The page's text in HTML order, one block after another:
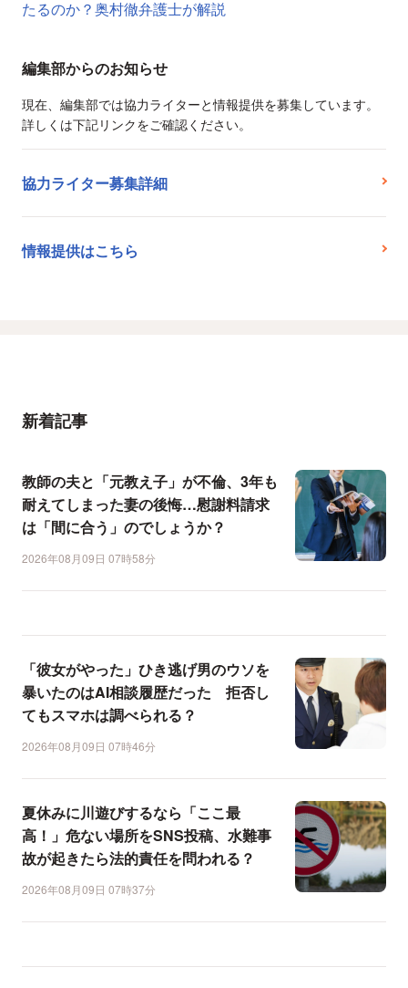
たるのか？奥村徹弁護士が解説
編集部からのお知らせ
現在、編集部では協力ライターと情報提供を募集しています。
詳しくは下記リンクをご確認ください。
協力ライター募集詳細
情報提供はこちら
新着記事
教師の夫と「元教え子」が不倫、3年も
耐えてしまった妻の後悔…慰謝料請求
は「間に合う」のでしょうか？
2026年08月09日 07時58分
「彼女がやった」ひき逃げ男のウソを
暴いたのはAI相談履歴だった 拒否し
てもスマホは調べられる？
2026年08月09日 07時46分
夏休みに川遊びするなら「ここ最
高！」危ない場所をSNS投稿、水難事
故が起きたら法的責任を問われる？
2026年08月09日 07時37分